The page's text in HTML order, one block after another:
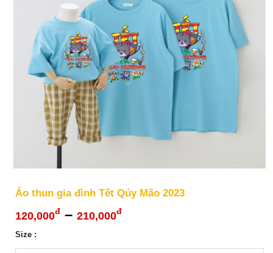
Áo thun gia đình Tết Qúy Mão 2023
120,000đ – 210,000đKhoảng
Size :